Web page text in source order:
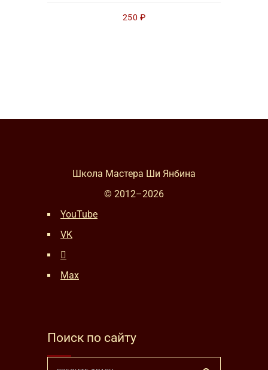
250 ₽
Школа Мастера Ши Янбина
© 2012–2026
YouTube
VK
Max
Поиск по сайту